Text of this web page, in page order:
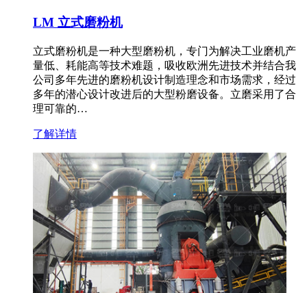
LM 立式磨粉机
立式磨粉机是一种大型磨粉机，专门为解决工业磨机产
量低、耗能高等技术难题，吸收欧洲先进技术并结合我
公司多年先进的磨粉机设计制造理念和市场需求，经过
多年的潜心设计改进后的大型粉磨设备。立磨采用了合
理可靠的…
了解详情